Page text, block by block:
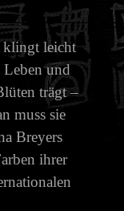
klingt leicht
Leben und
trägt –
muss sie
Breyers
ihrer